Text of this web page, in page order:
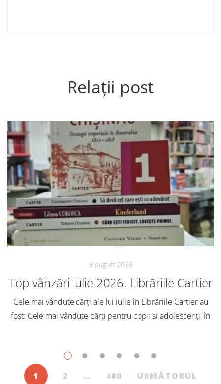
Relații post
3 august 2026
Top vânzări iulie 2026. Librăriile Cartier
Cele mai vândute cărți ale lui iulie în Librăriile Cartier au
fost: Cele mai vândute cărți pentru copii și adolescenți, în
1 2 … 480 URMĂTORUL